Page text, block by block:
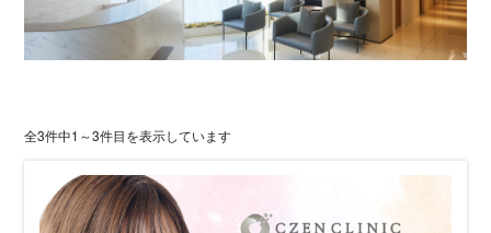
全3件中1～3件目を表示しています